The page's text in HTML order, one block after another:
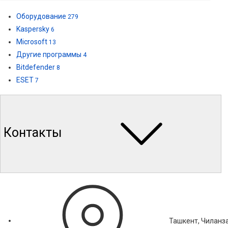
Оборудование 279
Kaspersky 6
Microsoft 13
Другие программы 4
Bitdefender 8
ESET 7
Контакты
Ташкент,